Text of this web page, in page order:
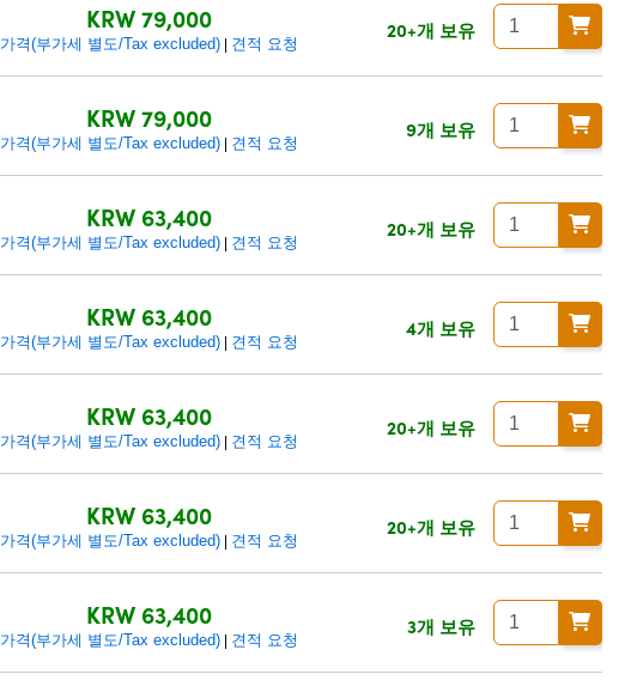
KRW 79,000
가격(부가세 별도/Tax excluded)| 견적 요청
20+개 보유
KRW 79,000
가격(부가세 별도/Tax excluded)| 견적 요청
9개 보유
KRW 63,400
가격(부가세 별도/Tax excluded)| 견적 요청
20+개 보유
KRW 63,400
가격(부가세 별도/Tax excluded)| 견적 요청
4개 보유
KRW 63,400
가격(부가세 별도/Tax excluded)| 견적 요청
20+개 보유
KRW 63,400
가격(부가세 별도/Tax excluded)| 견적 요청
20+개 보유
KRW 63,400
가격(부가세 별도/Tax excluded)| 견적 요청
3개 보유